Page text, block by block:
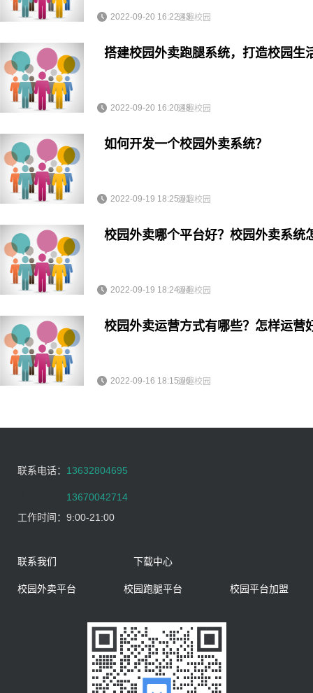
逐趣校园
2022-09-20 16:22:43
搭建校园外卖跑腿系统，打造校园生
逐趣校园
2022-09-20 16:20:48
如何开发一个校园外卖系统？
逐趣校园
2022-09-19 18:25:01
校园外卖哪个平台好？校园外卖系统
逐趣校园
2022-09-19 18:24:04
校园外卖运营方式有哪些？怎样运营
逐趣校园
2022-09-16 18:15:06
联系电话： 13632804695
13670042714
工作时间： 9:00-21:00
联系我们 下载中心
校园外卖平台 校园跑腿平台 校园平台加盟